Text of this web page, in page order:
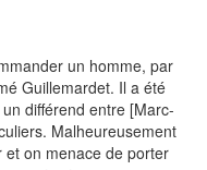
un homme, par
Guillemardet. Il a été
différend entre [Marc-
Malheureusement
et on menace de porter